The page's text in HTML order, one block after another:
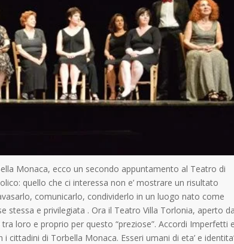
Monaca, ecco un secondo appuntamento al Teatro di
quello che ci interessa non e’ mostrare un risultato
comunicarlo, condividerlo in un luogo nato come
stessa e privilegiata . Ora il Teatro Villa Torlonia, aperto
loro e proprio per questo “preziose”. Accordi Imperfetti
cittadini di Torbella Monaca. Esseri umani di eta’ e identita’